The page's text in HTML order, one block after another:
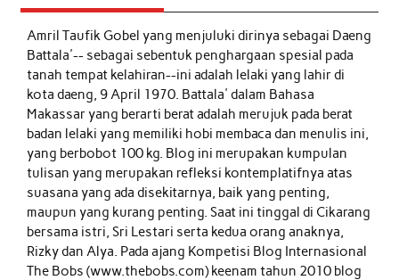
Amril Taufik Gobelyang menjuluki dirinya sebagai Daeng
Battala'-- sebagai sebentuk penghargaan spesial pada
tanah tempat kelahiran--ini adalah lelaki yang lahir di
kota daeng, 9 April 1970. Battala' dalam Bahasa
Makassar yang berarti berat adalah merujuk pada berat
badan lelaki yang memiliki hobi membaca dan menulis ini,
yang berbobot 100 kg. Blog ini merupakan kumpulan
tulisan yang merupakan refleksi kontemplatifnya atas
suasana yang ada disekitarnya, baik yang penting,
maupun yang kurang penting. Saat ini tinggal di Cikarang
bersama istri, Sri Lestari serta kedua orang anaknya,
Rizky dan Alya. Pada ajang Kompetisi Blog Internasional
The Bobs (www.thebobs.com) keenam tahun 2010 blog